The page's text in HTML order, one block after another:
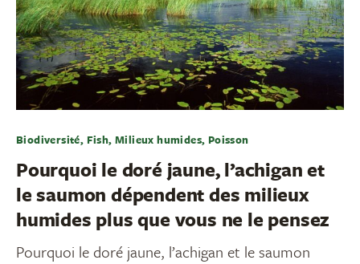
Biodiversité, Fish, Milieux humides, Poisson
Pourquoi le doré jaune, l’achigan et
le saumon dépendent des milieux
humides plus que vous ne le pensez
Pourquoi le doré jaune, l’achigan et le saumon